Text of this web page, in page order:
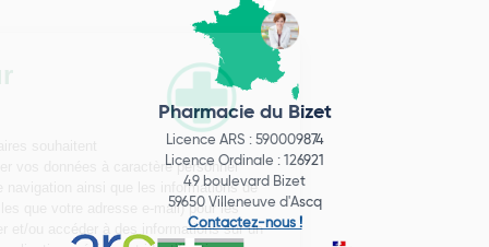
Pharmacie du Bizet
Licence ARS : 590009874
Licence Ordinale : 126921
49 boulevard Bizet
59650 Villeneuve d'Ascq
Contactez-nous !